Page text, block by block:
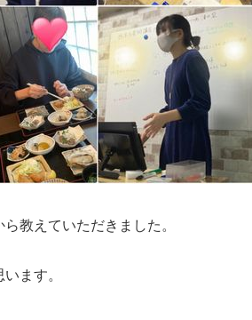
教えていただきました。
ます。